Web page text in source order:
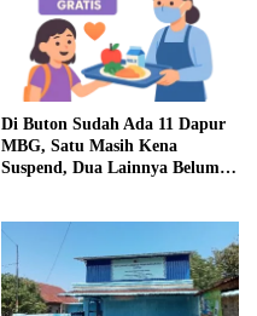
Di Buton Sudah Ada 11 Dapur
MBG, Satu Masih Kena
Suspend, Dua Lainnya Belum